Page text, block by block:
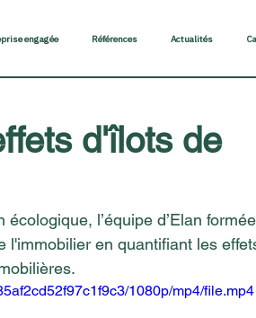
engagée Références Actualités
d'îlots de
l’équipe d’Elan
l'immobilier en quantifiant les
1080p/mp4/file.mp4